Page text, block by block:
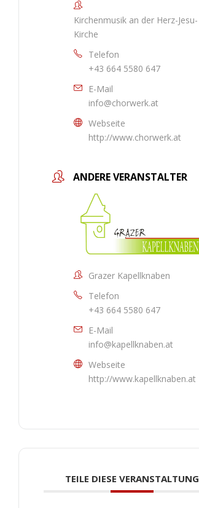
Kirchenmusik an der Herz-Jesu-
Kirche
Telefon
+43 664 5580 647
E-Mail
info@chorwerk.at
Webseite
http://www.chorwerk.at
ANDERE VERANSTALTER
Grazer Kapellknaben
Telefon
+43 664 5580 647
E-Mail
info@kapellknaben.at
Webseite
http://www.kapellknaben.at
TEILE DIESE VERANSTALTUNG